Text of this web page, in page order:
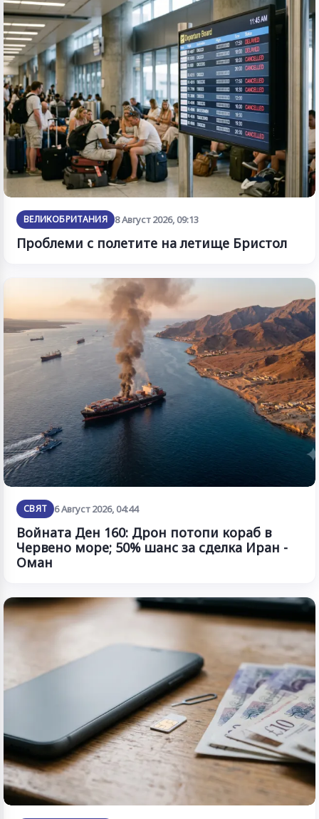
ВЕЛИКОБРИТАНИЯ 8 Август 2026, 09:13
Проблеми с полетите на летище Бристол
СВЯТ 6 Август 2026, 04:44
Войната Ден 160: Дрон потопи кораб в
Червено море; 50% шанс за сделка Иран -
Оман